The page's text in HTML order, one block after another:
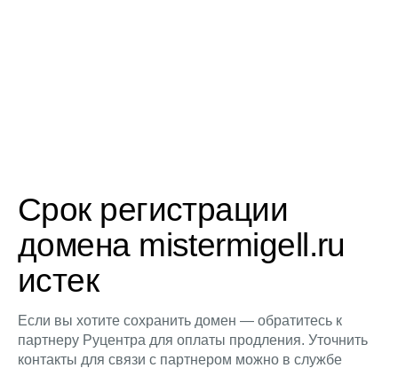
Срок регистрации
домена mistermigell.ru
истек
Если вы хотите сохранить домен — обратитесь к
партнеру Руцентра для оплаты продления. Уточнить
контакты для связи с партнером можно в службе